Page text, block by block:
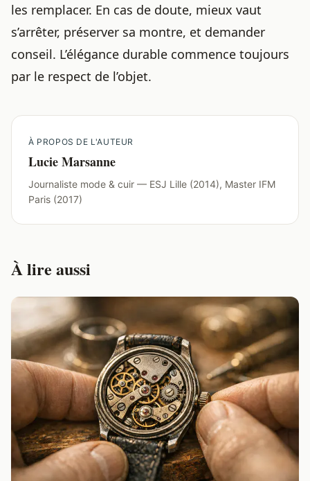
les remplacer. En cas de doute, mieux vaut
s’arrêter, préserver sa montre, et demander
conseil. L’élégance durable commence toujours
par le respect de l’objet.
À PROPOS DE L'AUTEUR
Lucie Marsanne
Journaliste mode & cuir — ESJ Lille (2014), Master IFM
Paris (2017)
À lire aussi